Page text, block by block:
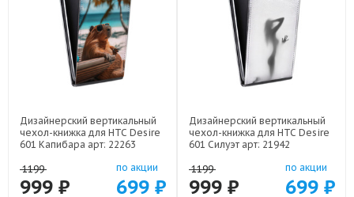
Дизайнерский вертикальный
чехол-книжка для HTC Desire
601 Капибара арт: 22263
1199
999 ₽
по акции
699 ₽
Дизайнерский вертикальный
чехол-книжка для HTC Desire
601 Силуэт арт: 21942
1199
999 ₽
по акции
699 ₽